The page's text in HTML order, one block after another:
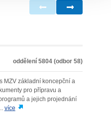
oddělení 5804 (odbor 58)
MZV základní koncepční a
pro přípravu a
a jejich projednání
více